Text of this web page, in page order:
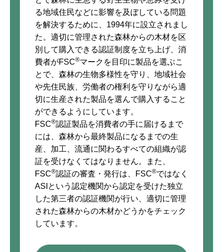
る地域住民などに影響を及ぼしている問題
を解決するために、1994年に設立されまし
た。適切に管理された森林からの木材を区
別して購入できる認証制度を立ち上げ、消
費者がFSC®マークを目印に製品を選ぶこ
とで、森林の生物多様性を守り、地域社会
や先住民族、労働者の権利を守りながら適
切に生産された製品を選んで購入すること
ができるようにしています。
FSC®認証製品を消費者の手に届けるまで
には、森林から最終製品になるまでの生
産、加工、流通に関わるすべての組織が認
証を受けなくてはなりません。また、
FSC®認証の審査・発行は、FSC®ではなく
ASIという認定機関から認定を受けた独立
した第三者の認証機関が行い、適切に管理
された森林からの木材かどうかをチェック
しています。